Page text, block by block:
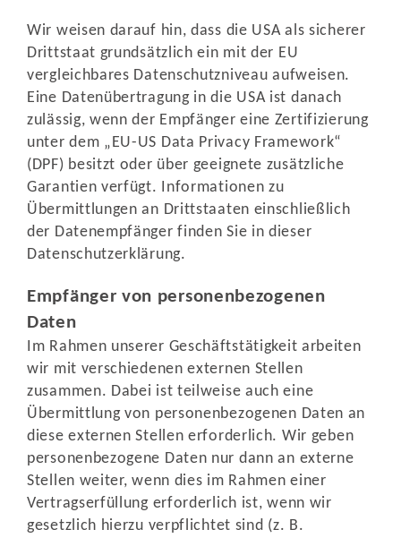
Wir weisen darauf hin, dass die USA als sicherer
Drittstaat grundsätzlich ein mit der EU
vergleichbares Datenschutzniveau aufweisen.
Eine Datenübertragung in die USA ist danach
zulässig, wenn der Empfänger eine Zertifizierung
unter dem „EU-US Data Privacy Framework“
(DPF) besitzt oder über geeignete zusätzliche
Garantien verfügt. Informationen zu
Übermittlungen an Drittstaaten einschließlich
der Datenempfänger finden Sie in dieser
Datenschutzerklärung.
Empfänger von personenbezogenen
Daten
Im Rahmen unserer Geschäftstätigkeit arbeiten
wir mit verschiedenen externen Stellen
zusammen. Dabei ist teilweise auch eine
Übermittlung von personenbezogenen Daten an
diese externen Stellen erforderlich. Wir geben
personenbezogene Daten nur dann an externe
Stellen weiter, wenn dies im Rahmen einer
Vertragserfüllung erforderlich ist, wenn wir
gesetzlich hierzu verpflichtet sind (z. B.